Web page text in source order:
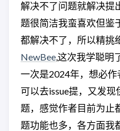
解决不了问题就解决提
题很简洁我蛮喜欢但鉴
都解决不了，所以精挑
NewBee,这次我学聪明
一次是2024年，想必
可以去issue提，又发
题，感觉作者目前为止
题功能也多，各方面我